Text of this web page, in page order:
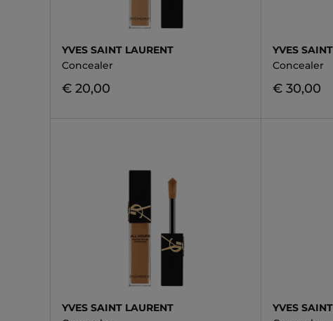
YVES SAINT LAURENT
Concealer
€ 20,00
YVES
Concealer
€ 30,00
YVES SAINT LAURENT
YVES